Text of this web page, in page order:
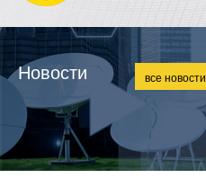
Новости все новости